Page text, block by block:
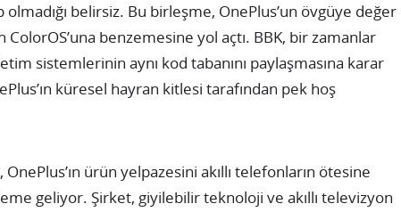
belirsiz. Bu birleşme, OnePlus’un övgüye değer
ColorOS’una benzemesine yol açtı. BBK, bir zamanlar
sistemlerinin aynı kod tabanını paylaşmasına karar
küresel hayran kitlesi tarafından pek hoş
ürün yelpazesini akıllı telefonların ötesine
geliyor. Şirket, giyilebilir teknoloji ve akıllı televizyon